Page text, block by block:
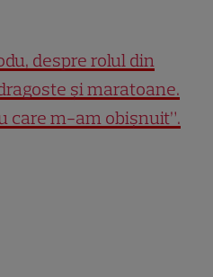
despre rolul din
și maratoane.
care m-am obișnuit”.